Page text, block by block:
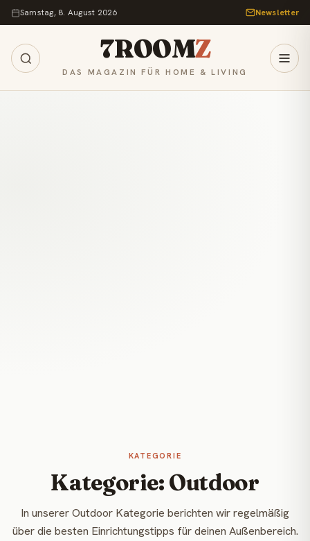
Zum Inhalt springen
Samstag, 8. August 2026 Newsletter
7ROOMZ
DAS MAGAZIN FÜR HOME & LIVING
KATEGORIE
Kategorie: Outdoor
In unserer Outdoor Kategorie berichten wir regelmäßig
über die besten Einrichtungstipps für deinen Außenbereich.